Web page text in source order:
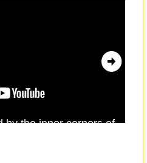
by the inner corners of